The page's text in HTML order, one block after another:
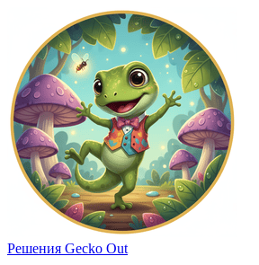
Решения Gecko Out